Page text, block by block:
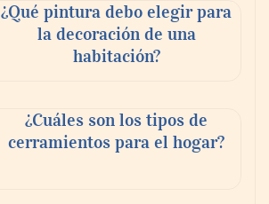
¿Qué pintura debo elegir para
la decoración de una
habitación?
¿Cuáles son los tipos de
cerramientos para el hogar?